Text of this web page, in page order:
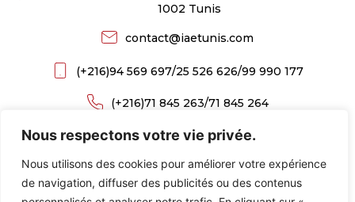
Nous respectons votre vie privée.
Nous utilisons des cookies pour améliorer votre expérience
de navigation, diffuser des publicités ou des contenus
1002 Tunis
contact@iaetunis.com
(+216)94 569 697/25 526 626/99 990 177
(+216)71 845 263/71 845 264
(+216)71 845 269
NOUS SUIVRE